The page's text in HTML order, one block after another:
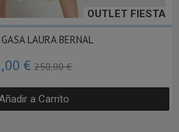
OUTLET FIESTA
LAURA BERNAL
€ 250,00 €
a Carrito